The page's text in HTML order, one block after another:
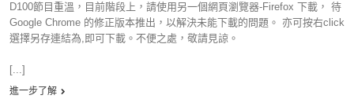
D100節目重溫，目前階段上，請使用另一個網頁瀏覽器-Firefox 下載， 待
Google Chrome 的修正版本推出，以解決未能下載的問題。 亦可按右click
選擇另存連結為,即可下載。不便之處，敬請見諒。
[...]
進一步了解